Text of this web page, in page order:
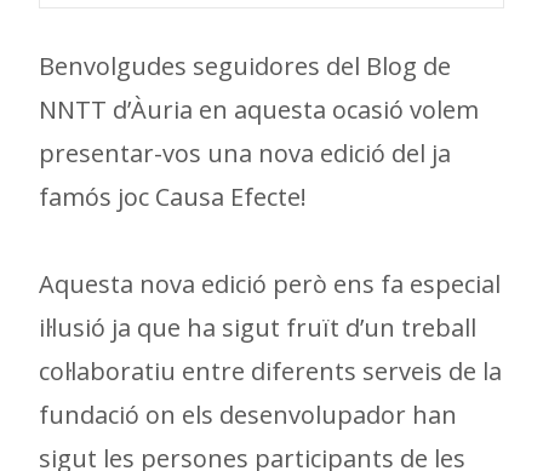
Benvolgudes seguidores del Blog de
NNTT d’Àuria en aquesta ocasió volem
presentar-vos una nova edició del ja
famós joc Causa Efecte!
Aquesta nova edició però ens fa especial
il·lusió ja que ha sigut fruït d’un treball
col·laboratiu entre diferents serveis de la
fundació on els desenvolupador han
sigut les persones participants de les